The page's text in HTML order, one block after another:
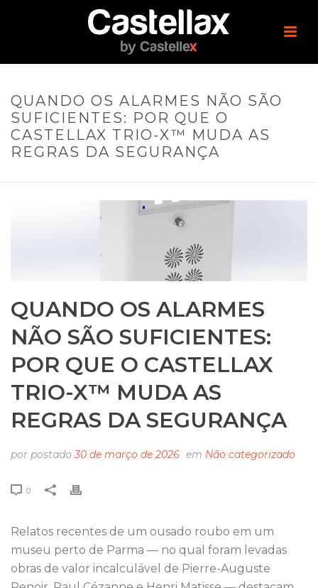
QUANDO OS ALARMES NÃO SÃO
SUFICIENTES: POR QUE O
CASTELLAX TRIO-X™ MUDA AS
REGRAS DA SEGURANÇA
QUANDO OS ALARMES
NÃO SÃO SUFICIENTES:
POR QUE O CASTELLAX
TRIO-X™ MUDA AS
REGRAS DA SEGURANÇA
por postado30 de março de 2026 em Não categorizado
0
Relatos recentes de um ousado roubo em um
museu perto de Parma — no qual foram levadas
obras de valor incalculável de Pierre-Auguste